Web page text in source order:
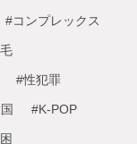
#コンプレックス
#性犯罪
#K-POP